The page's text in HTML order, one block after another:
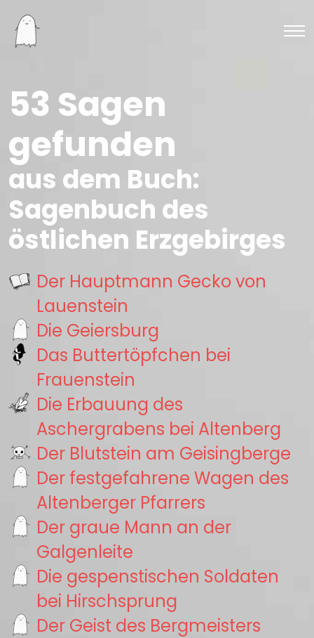
53 Sagen
gefunden
aus dem Buch:
Sagenbuch des
östlichen Erzgebirges
Der Hauptmann Gecko von
Lauenstein
Die Geiersburg
Das Buttertöpfchen bei
Frauenstein
Die Erbauung des
Aschergrabens bei Altenberg
Der Blutstein am Geisingberge
Der festgefahrene Wagen des
Altenberger Pfarrers
Der graue Mann an der
Galgenleite
Die gespenstischen Soldaten
bei Hirschsprung
Der Geist des Bergmeisters